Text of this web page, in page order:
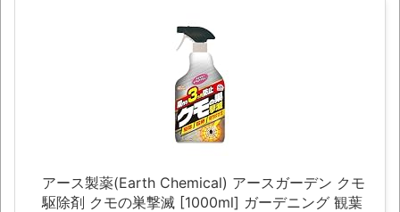
まっぷたつに…日本レトロゲーム協会がゲー
ムソフトCDの劣化について問題提起 他
別にどこの誰が一日何時間睡眠だろうがど
うでもいいじゃないですか
8月26日にリメイク完結編「FF7リベレーシ
にて
アース製薬(Earth Chemical) アースガーデン クモ
駆除剤 クモの巣撃滅 [1000ml] ガーデニング 観葉